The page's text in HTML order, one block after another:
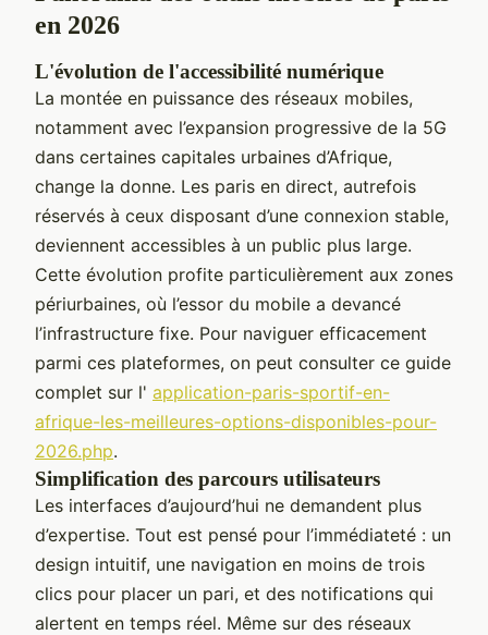
en 2026
L'évolution de l'accessibilité numérique
La montée en puissance des réseaux mobiles,
notamment avec l’expansion progressive de la 5G
dans certaines capitales urbaines d’Afrique,
change la donne. Les paris en direct, autrefois
réservés à ceux disposant d’une connexion stable,
deviennent accessibles à un public plus large.
Cette évolution profite particulièrement aux zones
périurbaines, où l’essor du mobile a devancé
l’infrastructure fixe. Pour naviguer efficacement
parmi ces plateformes, on peut consulter ce guide
complet sur l' application-paris-sportif-en-
afrique-les-meilleures-options-disponibles-pour-
2026.php.
Simplification des parcours utilisateurs
Les interfaces d’aujourd’hui ne demandent plus
d’expertise. Tout est pensé pour l’immédiateté : un
design intuitif, une navigation en moins de trois
clics pour placer un pari, et des notifications qui
alertent en temps réel. Même sur des réseaux